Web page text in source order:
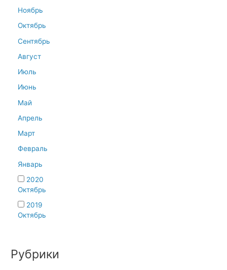
Ноябрь
Октябрь
Сентябрь
Август
Июль
Июнь
Май
Апрель
Март
Февраль
Январь
2020
Октябрь
2019
Октябрь
Рубрики